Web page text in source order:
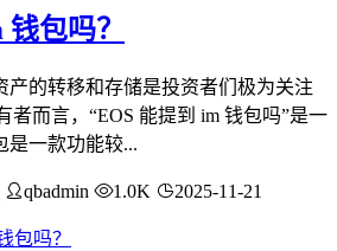
包吗？
产的转移和存储是投资者们极为关注
者而言，“EOS 能提到 im 钱包吗”是一
是一款功能较...
qbadmin 1.0K 2025-11-21